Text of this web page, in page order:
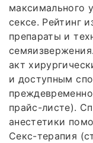
максимального
сексе. Рейтинг
препараты и
акт
и доступным
прайс-листе).
анестетики
Секс-терапия